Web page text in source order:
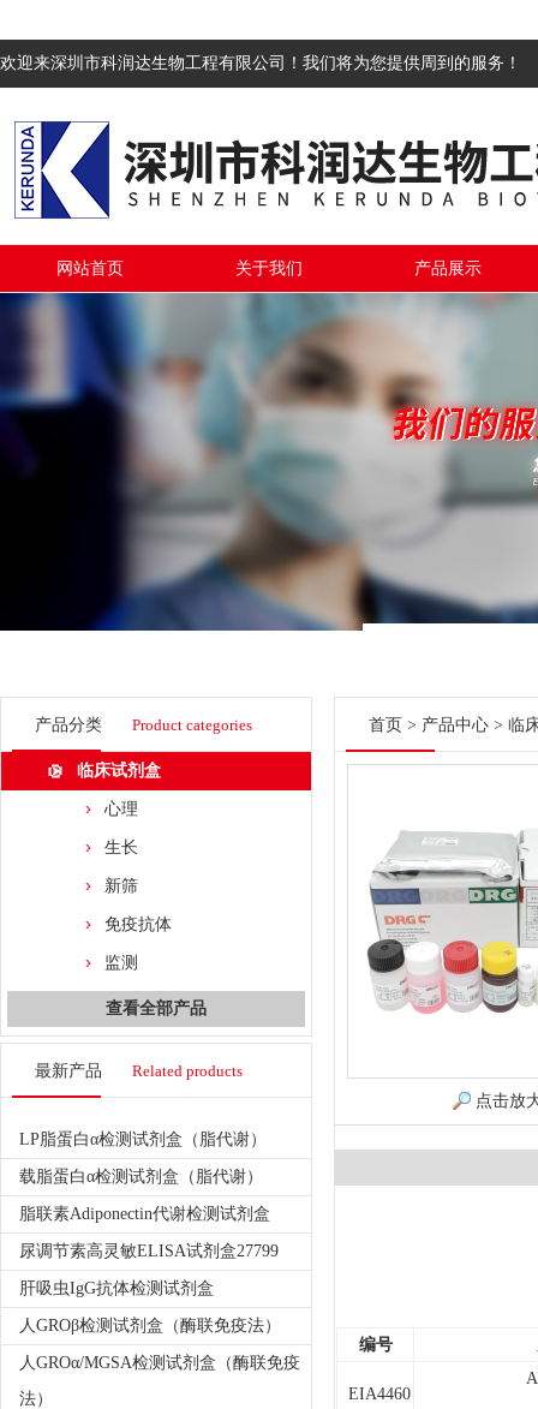
欢迎来深圳市科润达生物工程有限公司！我们将为您提供周到的服务！
网站首页 关于我们 产品展示
产品分类 Product categories
临床试剂盒
心理
生长
新筛
免疫抗体
监测
查看全部产品
最新产品 Related products
LP脂蛋白α检测试剂盒（脂代谢）
载脂蛋白α检测试剂盒（脂代谢）
脂联素Adiponectin代谢检测试剂盒
尿调节素高灵敏ELISA试剂盒27799
肝吸虫IgG抗体检测试剂盒
人GROβ检测试剂盒（酶联免疫法）
人GROα/MGSA检测试剂盒（酶联免疫
法）
首页 > 产品中心 > 临
点击放
编号
EIA4460